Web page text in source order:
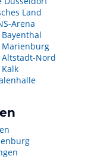
Land
Arena
Marienburg
Altstadt-Nord